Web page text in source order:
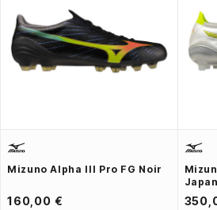
Mizuno Alpha III Pro FG Noir
160,00 €